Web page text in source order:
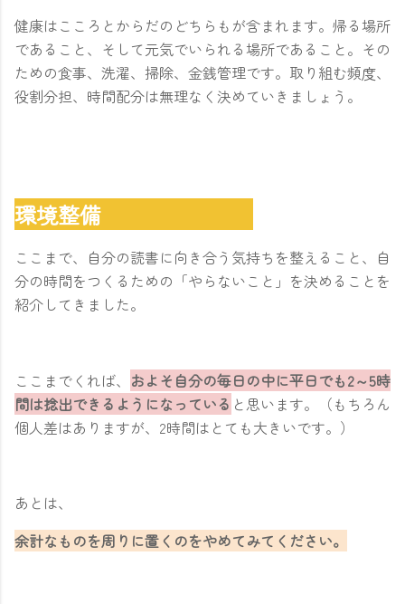
健康はこころとからだのどちらもが含まれます。帰る場所
であること、そして元気でいられる場所であること。その
ための食事、洗濯、掃除、金銭管理です。取り組む頻度、
役割分担、時間配分は無理なく決めていきましょう。
環境整備
ここまで、自分の読書に向き合う気持ちを整えること、自
分の時間をつくるための「やらないこと」を決めることを
紹介してきました。
ここまでくれば、 およそ自分の毎日の中に平日でも2～5時
間は捻出できるようになっている と思います。（もちろん
個人差はありますが、2時間はとても大きいです。）
あとは、
余計なものを周りに置くのをやめてみてください。